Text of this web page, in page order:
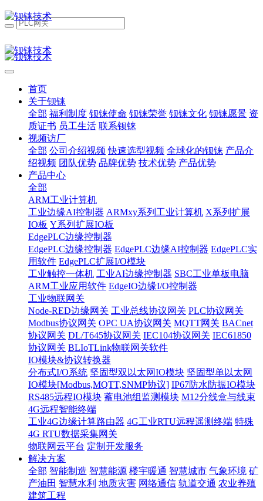
首页
关于钡铼
全部 福利制度 钡铼使命 钡铼荣誉 钡铼文化 钡铼愿景 资
质证书 员工生活 联系钡铼
视频访厂
全部 公司介绍视频 快速选型视频 全球化的钡铼 产品介
绍视频 团队优势 品牌优势 技术优势 产品优势
产品中心
全部
ARM工业计算机
工业边缘AI控制器 ARMxy系列工业计算机 X系列扩展
IO板 Y系列扩展IO板
EdgePLC边缘控制器
EdgePLC边缘控制器 EdgePLC边缘AI控制器 EdgePLC实
用软件 EdgePLC扩展I/O模块
工业触控一体机 工业AI边缘控制器 SBC工业单板电脑
ARM工业应用软件 EdgeIO边缘I/O控制器
工业物联网关
Node-RED边缘网关 工业总线协议网关 PLC协议网关
Modbus协议网关 OPC UA协议网关 MQTT网关 BACnet
协议网关 DL/T645协议网关 IEC104协议网关 IEC61850
协议网关 BLIoTLink物联网关软件
IO模块&协议转换器
分布式I/O系统 坚固型双以太网IO模块 坚固型单以太网
IO模块[Modbus,MQTT,SNMP协议] IP67防水防振IO模块
RS485远程IO模块 蓄电池组监测模块 M12分线盒与线束
4G远程智能终端
工业4G边缘计算路由器 4G工业RTU远程遥测终端 特殊
4G RTU数据采集网关
物联网云平台 定制开发服务
解决方案
全部 智能制造 智慧能源 楼宇暖通 智慧城市 气象环境 矿
产油田 智慧水利 地质灾害 网络通信 轨道交通 农业养殖
建筑工程